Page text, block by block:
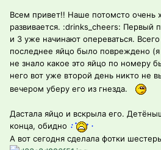
Всем привет!! Наше потомсто очень
развивается. :drinks_cheers: Первый
и 3 уже начинают опереваться.
последнее яйцо было повреждено (я
не знало какое это яйцо по номеру
него вот уже второй день никто не
вечером уберу его из гнезда.
Дастала яйцо и вскрыла его.
конца, обидно
А вот сегодня сделала фотки